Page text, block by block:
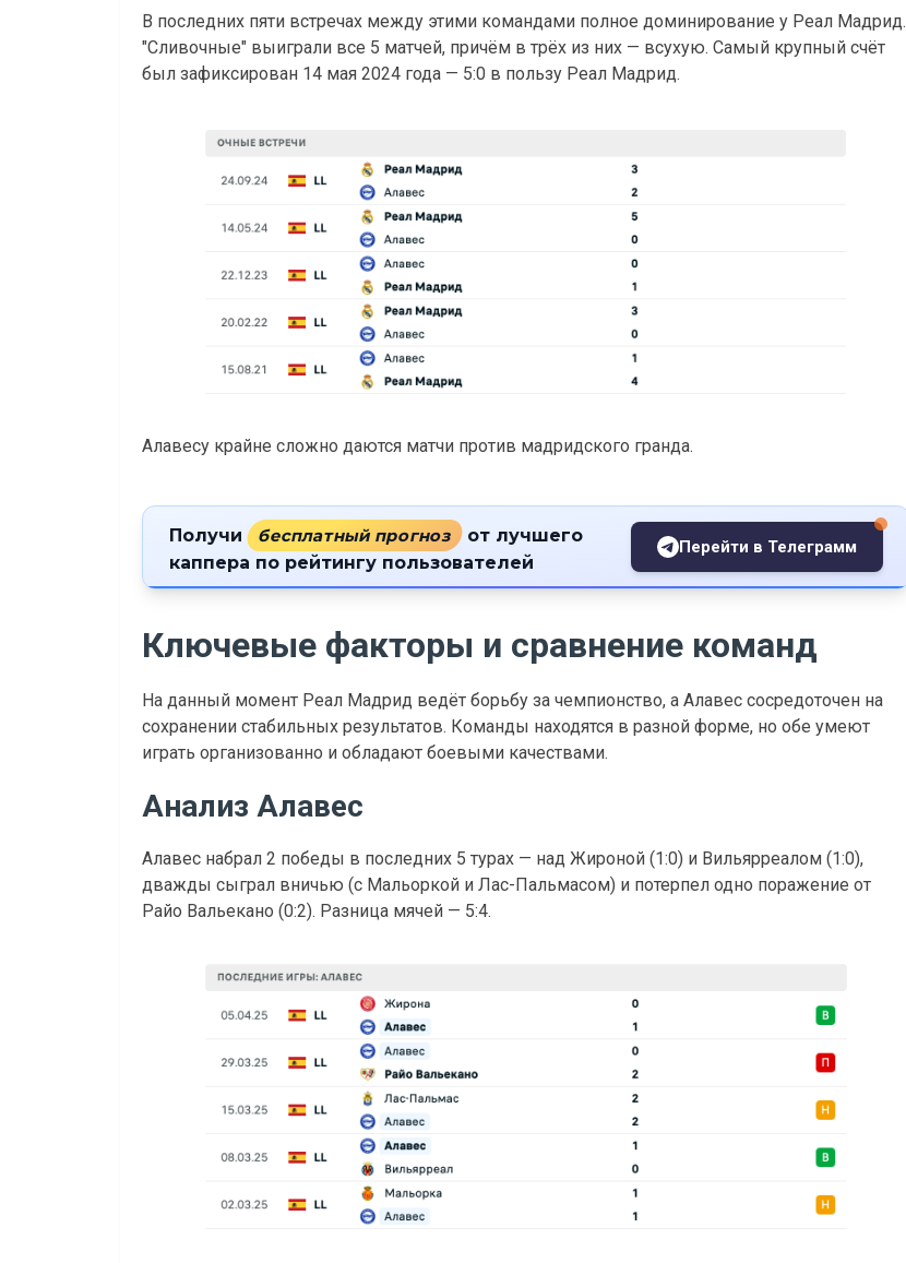
В последних пяти встречах между этими командами полное доминирование у Реал Мадрид.
"Сливочные" выиграли все 5 матчей, причём в трёх из них — всухую. Самый крупный счёт
был зафиксирован 14 мая 2024 года — 5:0 в пользу Реал Мадрид.
Алавесу крайне сложно даются матчи против мадридского гранда.
Получи бесплатный прогноз от лучшего
каппера по рейтингу пользователей
Перейти в Телеграмм
Ключевые факторы и сравнение команд
На данный момент Реал Мадрид ведёт борьбу за чемпионство, а Алавес сосредоточен на
сохранении стабильных результатов. Команды находятся в разной форме, но обе умеют
играть организованно и обладают боевыми качествами.
Анализ Алавес
Алавес набрал 2 победы в последних 5 турах — над Жироной (1:0) и Вильярреалом (1:0),
дважды сыграл вничью (с Мальоркой и Лас-Пальмасом) и потерпел одно поражение от
Райо Вальекано (0:2). Разница мячей — 5:4.